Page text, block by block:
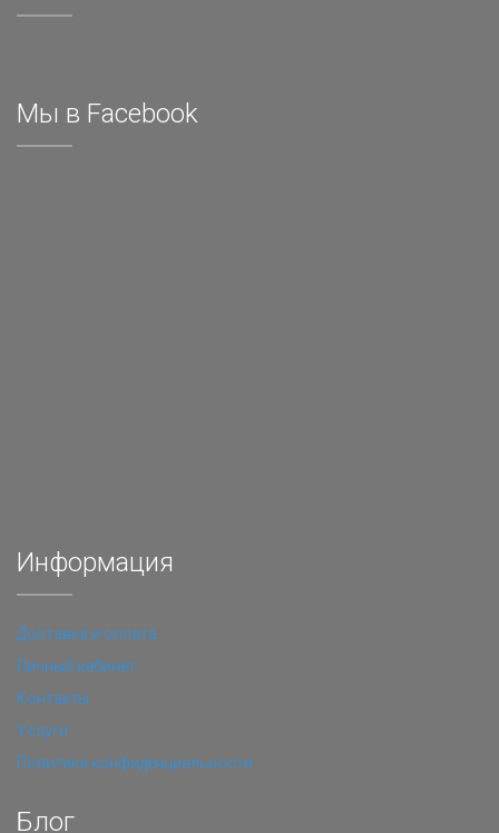
Мы в Facebook
Информация
Доставка и оплата
Личный кабинет
Контакты
Услуги
Политика конфиденциальности
Блог